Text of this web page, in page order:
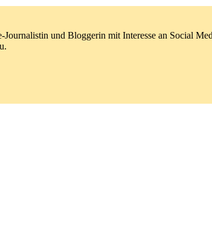
Journalistin und Bloggerin mit Interesse an Social